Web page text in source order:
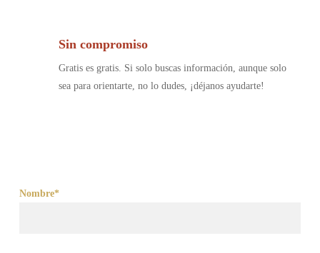
Sin compromiso
Gratis es gratis. Si solo buscas información, aunque solo
sea para orientarte, no lo dudes, ¡déjanos ayudarte!
Nombre*